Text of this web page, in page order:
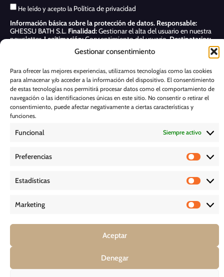
Gestionar consentimiento
Para ofrecer las mejores experiencias, utilizamos tecnologías como las cookies
para almacenar y/o acceder a la información del dispositivo. El consentimiento
de estas tecnologías nos permitirá procesar datos como el comportamiento de
navegación o las identificaciones únicas en este sitio. No consentir o retirar el
consentimiento, puede afectar negativamente a ciertas características y
funciones.
Funcional Siempre activo
Preferencias
Estadísticas
Marketing
Aceptar
Denegar
He leído y acepto la Política de privacidad
Información básica sobre la protección de datos. Responsable:
GHESSU BATH S.L. Finalidad:Gestionar el alta del usuario en nuestra
newsletter.Legitimación:Consentimiento del usuario.Destinatarios:
Sólo se realizan cesiones si existe una obligación legal.
Acceder, rectificar y suprimir, así como otros derechos, como se indica
Suscribirme
POLÍTICA DE COOKIES
COPYRIGHT © 2026 – GHESSU BATH SL | TODOS LOS DERECHOS
RESERVADOS *